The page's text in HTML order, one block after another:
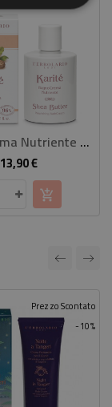
BagnoCrema Nutriente Karité
13,90 €Prezzo
-10%
Prezzo Scontato